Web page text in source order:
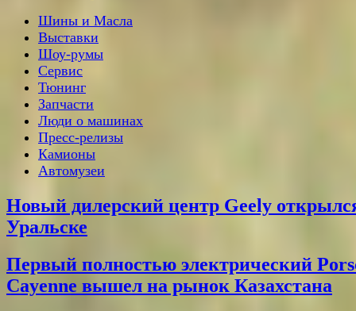
Шины и Масла
Выставки
Шоу-румы
Сервис
Тюнинг
Запчасти
Люди о машинах
Пресс-релизы
Камионы
Автомузеи
Новый дилерский центр Geely
Уральске
Первый полностью электрический
Cayenne вышел на рынок Казахстана